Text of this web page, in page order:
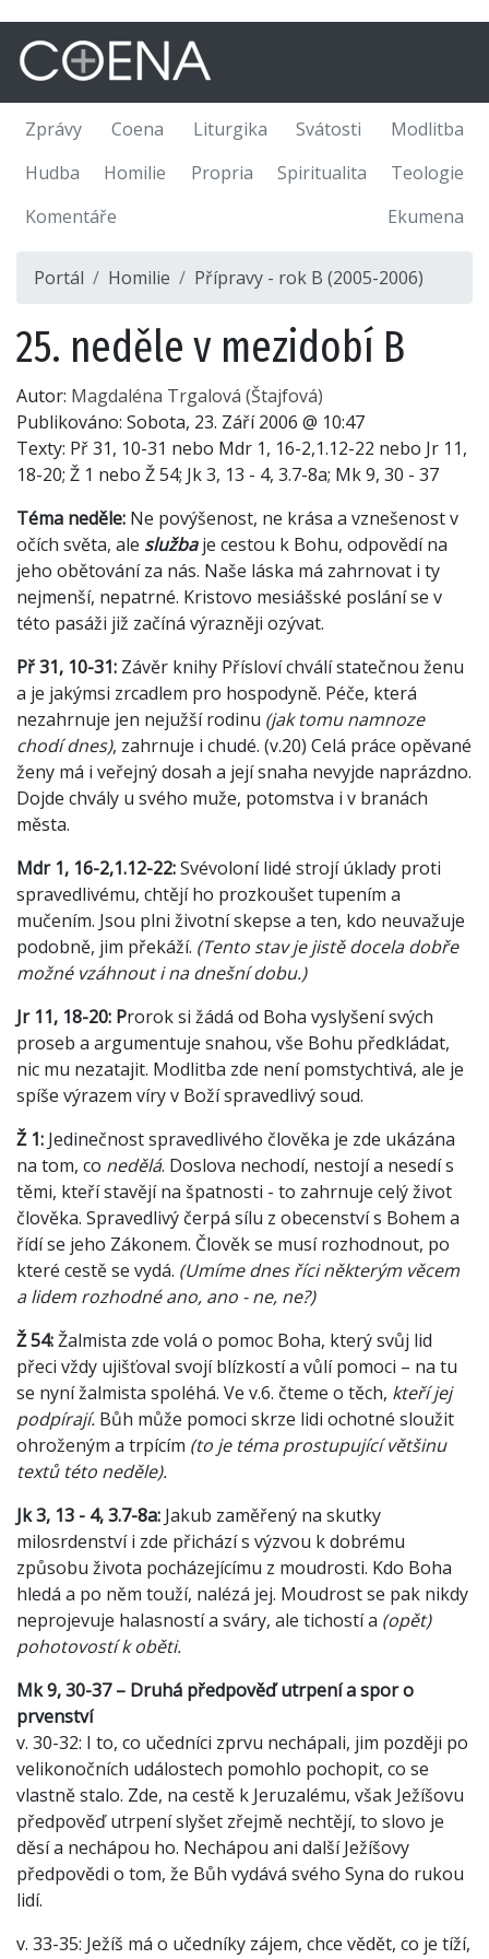
Zprávy Coena Liturgika Svátosti
Modlitba
Hudba
Homilie Propria Spiritualita
Teologie
Komentáře
Ekumena
Portál Homilie Přípravy - rok B (2005-2006)
25. neděle v mezidobí B
Autor: Magdaléna Trgalová (Štajfová)
Publikováno: Sobota, 23. Září 2006 @ 10:47
Texty: Př 31, 10-31 nebo Mdr 1, 16-2,1.12-22 nebo Jr 11,
18-20; Ž 1 nebo Ž 54; Jk 3, 13 - 4, 3.7-8a; Mk 9, 30 - 37
Téma neděle: Ne povýšenost, ne krása a vznešenost v
očích světa, ale službaje cestou k Bohu, odpovědí na
jeho obětování za nás. Naše láska má zahrnovat i ty
nejmenší, nepatrné. Kristovo mesiášské poslání se v
této pasáži již začíná výrazněji ozývat.
Př 31, 10-31: Závěr knihy Přísloví chválí statečnou ženu
a je jakýmsi zrcadlem pro hospodyně. Péče, která
nezahrnuje jen nejužší rodinu (jak tomu namnoze
chodí dnes), zahrnuje i chudé. (v.20) Celá práce opěvané
ženy má i veřejný dosah a její snaha nevyjde naprázdno.
Dojde chvály u svého muže, potomstva i v branách
města.
Mdr 1, 16-2,1.12-22:Svévoloní lidé strojí úklady proti
spravedlivému, chtějí ho prozkoušet tupením a
mučením. Jsou plni životní skepse a ten, kdo neuvažuje
podobně, jim překáží. (Tento stav je jistě docela dobře
možné vzáhnout i na dnešní dobu.)
Jr 11, 18-20: Prorok si žádá od Boha vyslyšení svých
proseb a argumentuje snahou, vše Bohu předkládat,
nic mu nezatajit. Modlitba zde není pomstychtivá, ale je
spíše výrazem víry v Boží spravedlivý soud.
Ž 1: Jedinečnost spravedlivého člověka je zde ukázána
na tom, co nedělá. Doslova nechodí, nestojí a nesedí s
těmi, kteří stavějí na špatnosti - to zahrnuje celý život
člověka. Spravedlivý čerpá sílu z obecenství s Bohem a
řídí se jeho Zákonem. Člověk se musí rozhodnout, po
které cestě se vydá. (Umíme dnes říci některým věcem
a lidem rozhodné ano, ano - ne, ne?)
Ž 54:Žalmista zde volá o pomoc Boha, který svůj lid
přeci vždy ujišťoval svojí blízkostí a vůlí pomoci – na tu
se nyní žalmista spoléhá. Ve v.6. čteme o těch, kteří jej
podpírají. Bůh může pomoci skrze lidi ochotné sloužit
ohroženým a trpícím (to je téma prostupující většinu
textů této neděle).
Jk 3, 13 - 4, 3.7-8a: Jakub zaměřený na skutky
milosrdenství i zde přichází s výzvou k dobrému
způsobu života pocházejícímu z moudrosti. Kdo Boha
hledá a po něm touží, nalézá jej. Moudrost se pak nikdy
neprojevuje halasností a sváry, ale tichostí a (opět)
pohotovostí k oběti.
Mk 9, 30-37 – Druhá předpověď utrpení a spor o
prvenství
v. 30-32: I to, co učedníci zprvu nechápali, jim později po
velikonočních událostech pomohlo pochopit, co se
vlastně stalo. Zde, na cestě k Jeruzalému, však Ježíšovu
předpověď utrpení slyšet zřejmě nechtějí, to slovo je
děsí a nechápou ho. Nechápou ani další Ježíšovy
předpovědi o tom, že Bůh vydává svého Syna do rukou
lidí.
v. 33-35: Ježíš má o učedníky zájem, chce vědět, co je tíží,